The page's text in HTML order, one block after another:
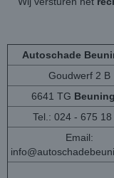
Autoschade
Goudwerf 2 B
6641 TG
Tel.: 024 - 675 18
Email: